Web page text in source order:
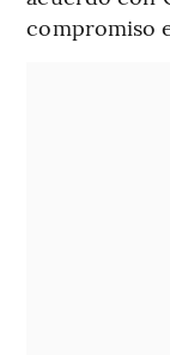
compromiso